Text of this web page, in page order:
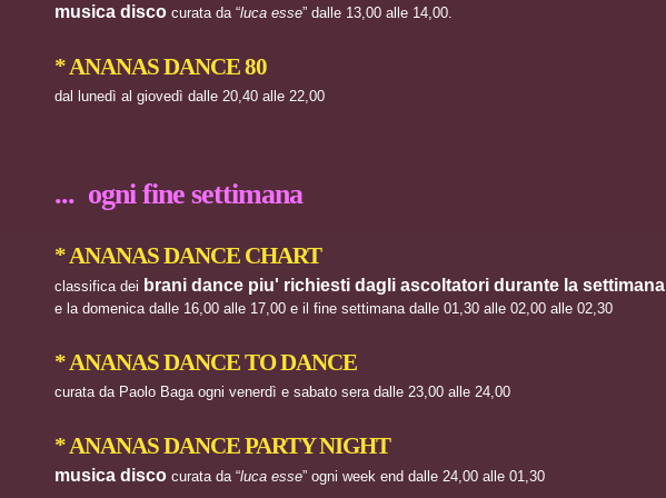
musica disco curata da “luca esse” dalle 13,00 alle 14,00.
* ANANAS DANCE 80
dal lunedì al giovedì dalle 20,40 alle 22,00
... ogni fine settimana
* ANANAS DANCE CHART
classifica dei brani dance piu' richiesti dagli ascoltatori durante la settimana
e la domenica dalle 16,00 alle 17,00 e il fine settimana dalle 01,30 alle 02,00 alle 02,30
* ANANAS DANCE TO DANCE
curata da Paolo Baga ogni venerdì e sabato sera dalle 23,00 alle 24,00
* ANANAS DANCE PARTY NIGHT
musica disco curata da “luca esse” ogni week end dalle 24,00 alle 01,30